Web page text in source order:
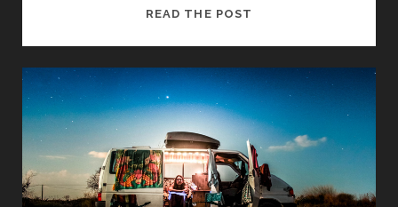
READ THE POST
LA
CAPITALE
BERLINOISE,
BERLIN
EN
VAN